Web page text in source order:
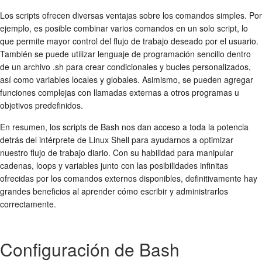
Los scripts ofrecen diversas ventajas sobre los comandos simples. Por
ejemplo, es posible combinar varios comandos en un solo script, lo
que permite mayor control del flujo de trabajo deseado por el usuario.
También se puede utilizar lenguaje de programación sencillo dentro
de un archivo .sh para crear condicionales y bucles personalizados,
así como variables locales y globales. Asimismo, se pueden agregar
funciones complejas con llamadas externas a otros programas u
objetivos predefinidos.
En resumen, los scripts de Bash nos dan acceso a toda la potencia
detrás del intérprete de Linux Shell para ayudarnos a optimizar
nuestro flujo de trabajo diario. Con su habilidad para manipular
cadenas, loops y variables junto con las posibilidades infinitas
ofrecidas por los comandos externos disponibles, definitivamente hay
grandes beneficios al aprender cómo escribir y administrarlos
correctamente.
Configuración de Bash